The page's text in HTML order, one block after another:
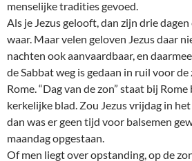
menselijke tradities gevoed.
Als je Jezus gelooft, dan zijn drie
waar. Maar velen geloven Jezus daar
nachten ook aanvaardbaar, en
de Sabbat weg is gedaan in ruil voor
Rome. “Dag van de zon” staat bij
kerkelijke blad. Zou Jezus vrijdag in
dan was er geen tijd voor balsemen
maandag opgestaan.
Of men liegt over opstanding, op de